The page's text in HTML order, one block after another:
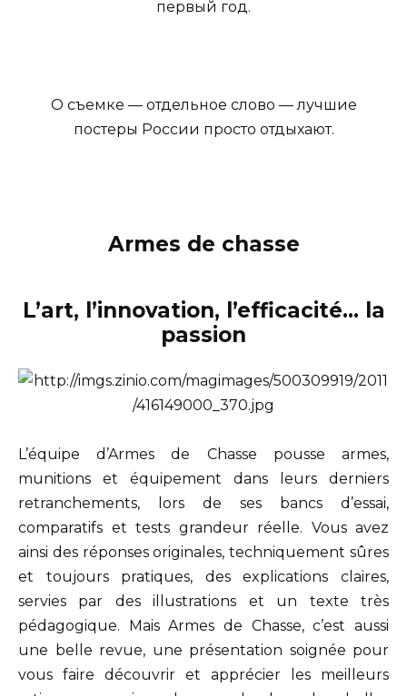
первый год.
О съемке — отдельное слово — лучшие
постеры России просто отдыхают.
Armes de chasse
L’art, l’innovation, l’efficacité… la
passion
L’équipe d’Armes de Chasse pousse armes,
munitions et équipement dans leurs derniers
retranchements, lors de ses bancs d’essai,
comparatifs et tests grandeur réelle. Vous avez
ainsi des réponses originales, techniquement sûres
et toujours pratiques, des explications claires,
servies par des illustrations et un texte très
pédagogique. Mais Armes de Chasse, c’est aussi
une belle revue, une présentation soignée pour
vous faire découvrir et apprécier les meilleurs